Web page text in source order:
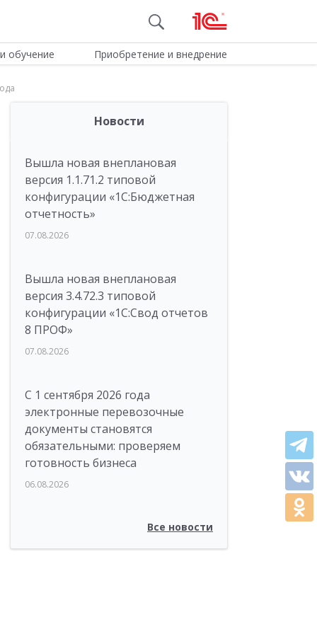
обучение Приобретение и внедрение
Новости
Вышла новая внеплановая
версия 1.1.71.2 типовой
конфигурации «1C:Бюджетная
отчетность»
07.08.2026
Вышла новая внеплановая
версия 3.4.72.3 типовой
конфигурации «1C:Свод отчетов
8 ПРОФ»
07.08.2026
С 1 сентября 2026 года
электронные перевозочные
документы становятся
обязательными: проверяем
готовность бизнеса
06.08.2026
Все новости